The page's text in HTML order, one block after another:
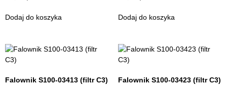
Dodaj do koszyka Dodaj do koszyka
Falownik S100-03413 (filtr C3) Falownik S100-03423 (filtr C3)